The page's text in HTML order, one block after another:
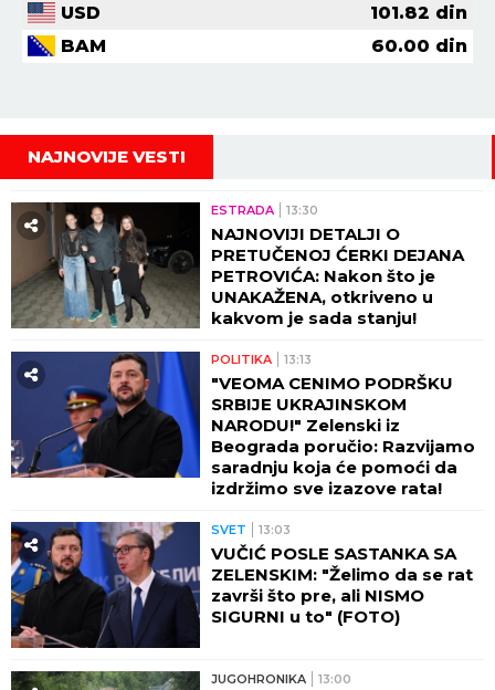
USD
101.82 din
BAM
60.00 din
NAJNOVIJE VESTI
ESTRADA 13:30
NAJNOVIJI DETALJI O
PRETUČENOJ ĆERKI DEJANA
PETROVIĆA: Nakon što je
UNAKAŽENA, otkriveno u
kakvom je sada stanju!
POLITIKA 13:13
"VEOMA CENIMO PODRŠKU
SRBIJE UKRAJINSKOM
NARODU!" Zelenski iz
Beograda poručio: Razvijamo
saradnju koja će pomoći da
izdržimo sve izazove rata!
SVET 13:03
VUČIĆ POSLE SASTANKA SA
ZELENSKIM: "Želimo da se rat
završi što pre, ali NISMO
SIGURNI u to" (FOTO)
JUGOHRONIKA 13:00